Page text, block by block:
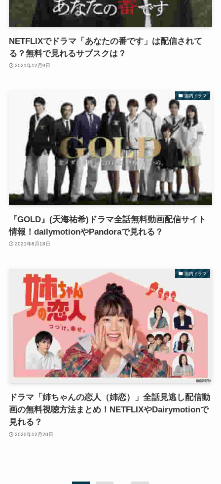
NETFLIXでドラマ「あなたの番です」は配信されて
る？無料で見れるサブスクは？
2021年12月9日
国内ドラマ
『GOLD』(天海祐希)ドラマ全話無料動画配信サイト
情報！dailymotionやPandoraで見れる？
2021年8月18日
国内ドラマ
ドラマ「姉ちゃんの恋人（姉恋）」全話見逃し配信動
画の無料視聴方法まとめ！NETFLIXやDairymotionで
見れる？
2020年12月20日